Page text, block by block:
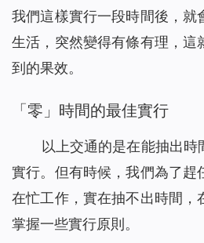
我們這樣實行一段時間後，就
生活，突然變得有條有理，這
到的果效。
「零」時間的最佳實行
以上交通的是在能抽出
實行。但有時候，我們為了趕
在忙工作，實在抽不出時間，
掌握一些實行原則。